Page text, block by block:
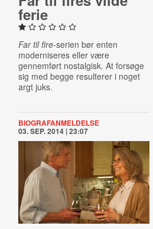
ferie
Far til fire-serien bør enten
moderniseres eller være
gennemført nostalgisk. At forsøge
sig med begge resulterer i noget
argt juks.
BIOGRAFANMELDELSE
03. SEP. 2014 | 23:07